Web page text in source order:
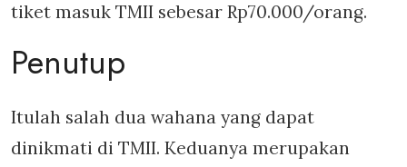
tiket masuk TMII sebesar Rp70.000/orang.
Penutup
Itulah salah dua wahana yang dapat
dinikmati di TMII. Keduanya merupakan